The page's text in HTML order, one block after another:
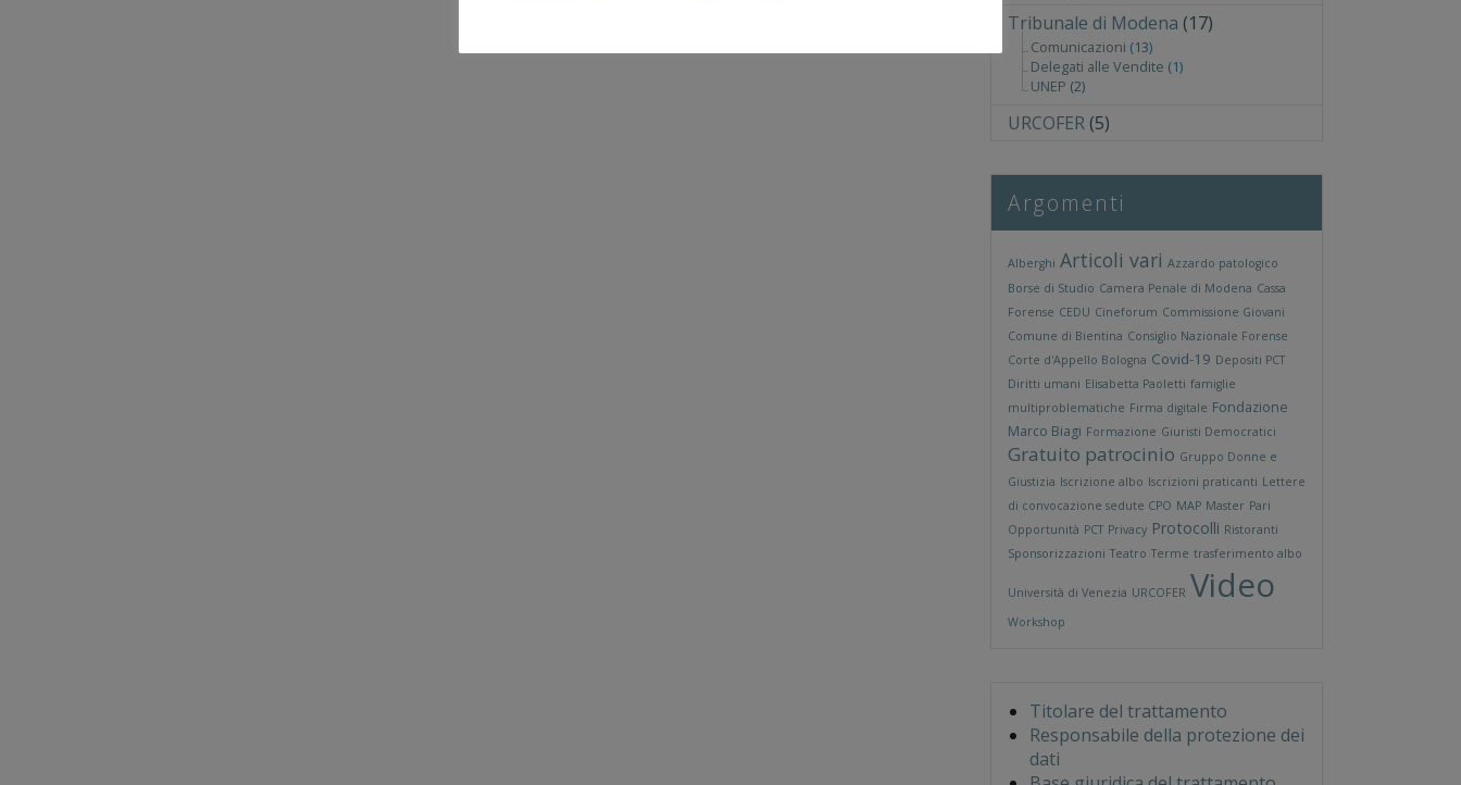
Tribunale di Modena (17)
Comunicazioni (13)
Delegati alle Vendite (1)
UNEP (2)
URCOFER(5)
Argomenti
Alberghi Articoli vari Azzardo patologico
Borse di Studio Camera Penale di Modena Cassa
Forense CEDU Cineforum Commissione Giovani
Comune di Bientina Consiglio Nazionale Forense
Corte d'Appello Bologna Covid-19 Depositi PCT
Diritti umani Elisabetta Paoletti famiglie
multiproblematiche Firma digitale Fondazione
Marco Biagi Formazione Giuristi Democratici
Gratuito patrocinio Gruppo Donne e
Giustizia Iscrizione albo Iscrizioni praticanti Lettere
di convocazione sedute CPO MAP Master Pari
Opportunità PCT Privacy Protocolli Ristoranti
Sponsorizzazioni Teatro Terme trasferimento albo
Università di Venezia URCOFER Video
Workshop
Titolare del trattamento
Responsabile della protezione dei
dati